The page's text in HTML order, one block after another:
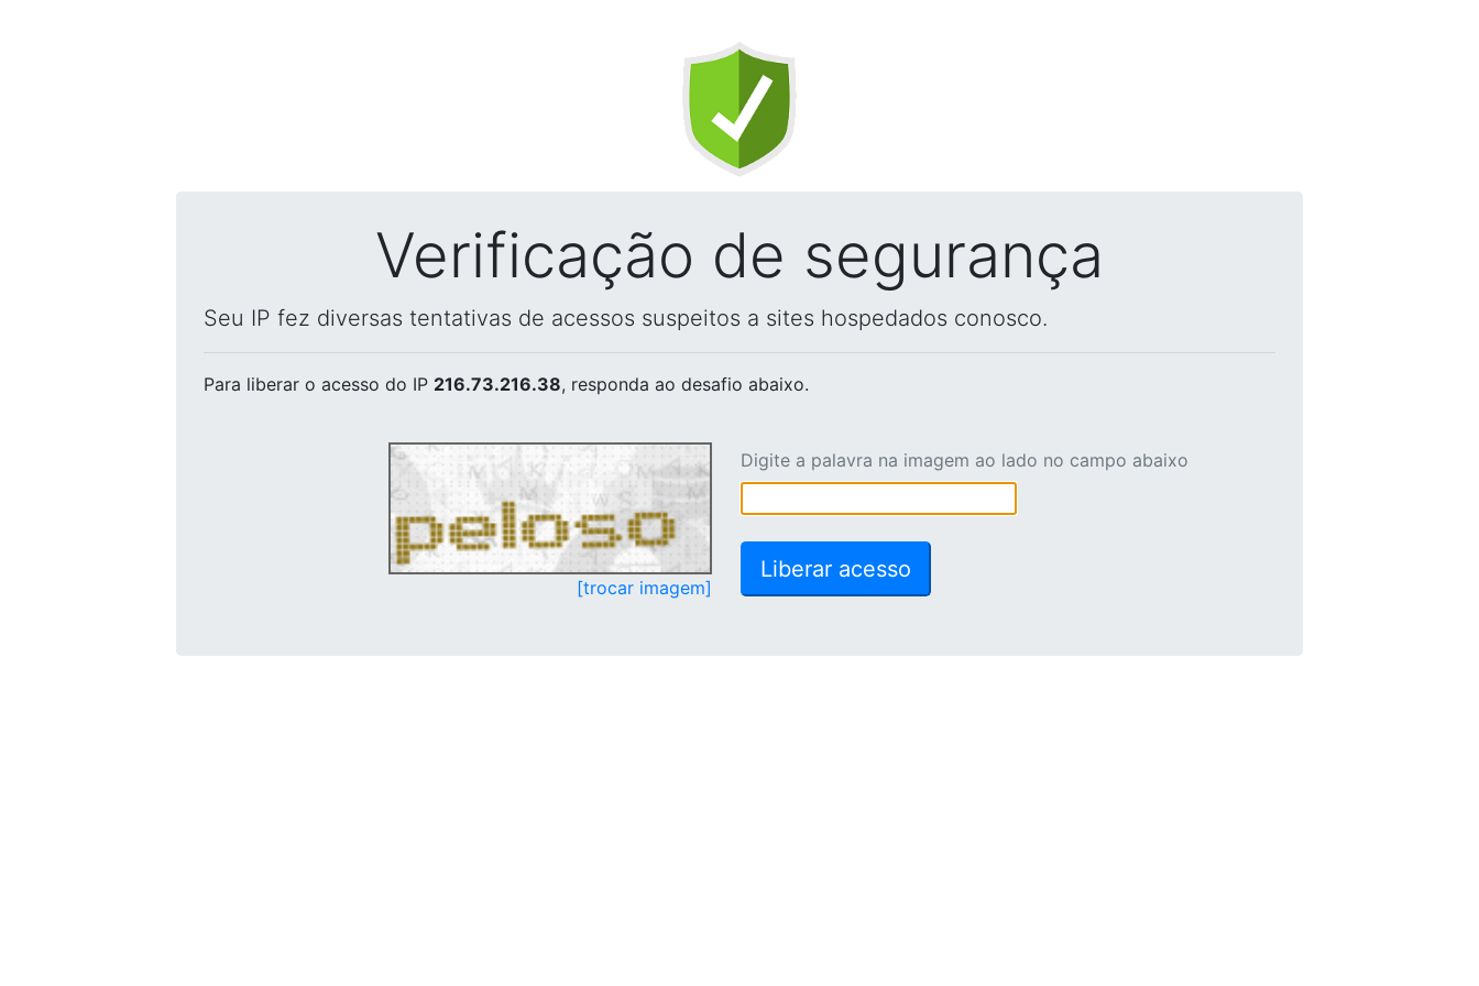
Verificação de segurança
Seu IP fez diversas tentativas de acessos suspeitos a sites hospedados conosco.
Para liberar o acesso do IP 216.73.216.38, responda ao desafio abaixo.
[trocar imagem]
Digite a palavra na imagem ao lado no campo abaixo